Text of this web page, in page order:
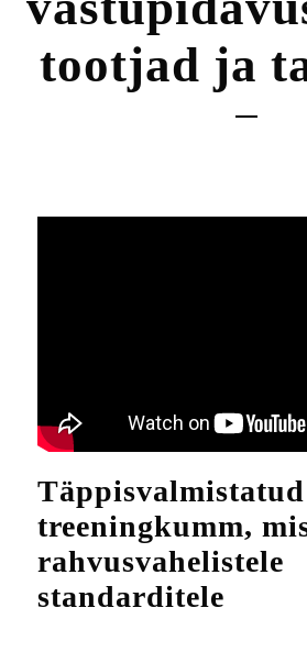
tootjad ja
Täppisvalmistatud
treeningkumm,
rahvusvahelistele
standarditele